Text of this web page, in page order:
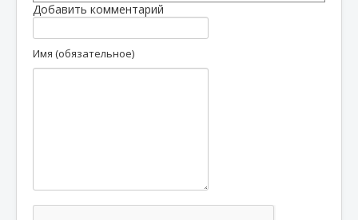
Добавить комментарий
Имя (обязательное)